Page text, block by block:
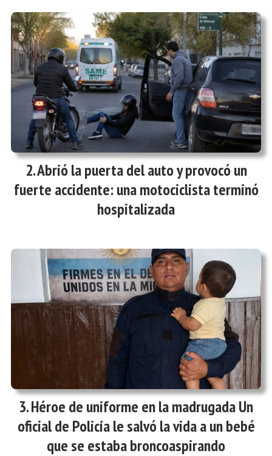
Abrió la puerta del auto y provocó un
fuerte accidente: una motociclista terminó
hospitalizada
Héroe de uniforme en la madrugada Un
oficial de Policía le salvó la vida a un bebé
que se estaba broncoaspirando